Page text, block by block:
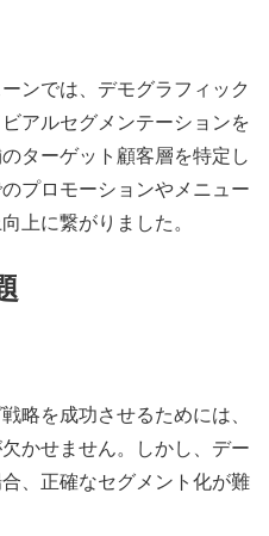
ンでは、デモグラフィック
アルセグメンテーションを
ターゲット顧客層を特定し
プロモーションやメニュー
上に繋がりました。
略を成功させるためには、
かせません。しかし、デー
、正確なセグメント化が難